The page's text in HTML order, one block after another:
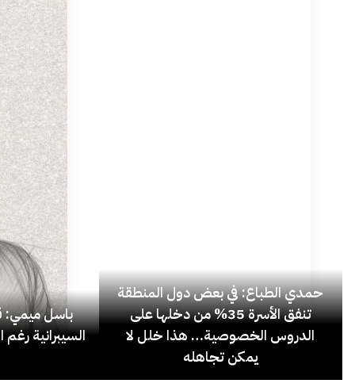
حمدي الطباع: في بعض دول المنطقة
تنفق الأسرة 35% من دخلها على
الدروس الخصوصية… هذا خلل لا
يمكن تجاهله
باسل ميمي:
السيبرانية رغم